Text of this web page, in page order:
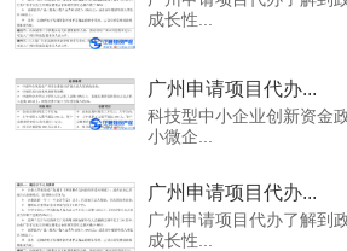
成长性...
广州申请项目代办...
科技型中小企业创新资金
小微企...
广州申请项目代办...
广州申请项目代办了解到
成长性...